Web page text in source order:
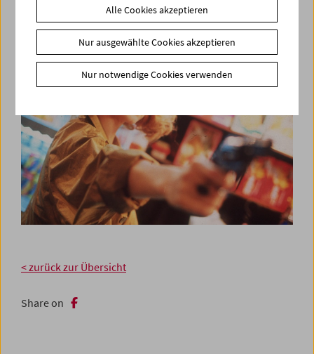
Find more information about our supporting
membershiphere.
< zurück zur Übersicht
Share on
Alle Cookies akzeptieren
Nur ausgewählte Cookies akzeptieren
Nur notwendige Cookies verwenden